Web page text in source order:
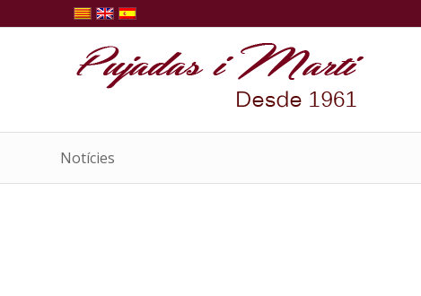
Notícies